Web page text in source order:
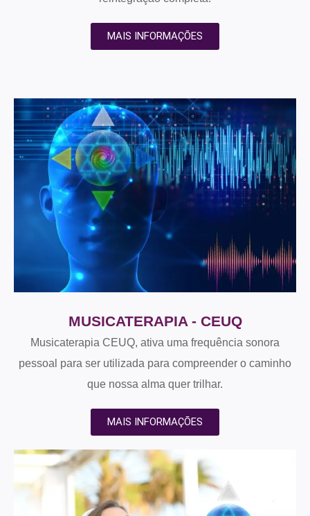
MAIS INFORMAÇÕES
MUSICATERAPIA - CEUQ
Musicaterapia CEUQ, ativa uma frequência sonora
pessoal para ser utilizada para compreender o caminho
que nossa alma quer trilhar.
MAIS INFORMAÇÕES